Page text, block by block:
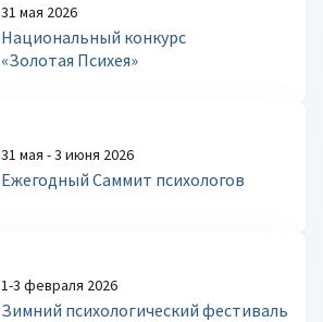
31 мая 2026
Национальный конкурс
«Золотая Психея»
31 мая - 3 июня 2026
Ежегодный Саммит психологов
1-3 февраля 2026
Зимний психологический фестиваль